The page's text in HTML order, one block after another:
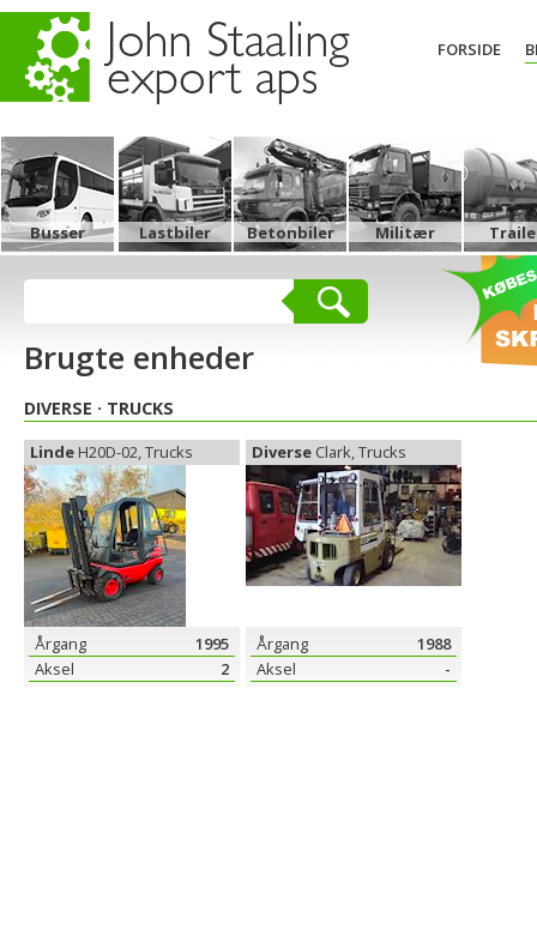
FORSIDE
Busser Lastbiler Betonbiler Militær
Brugte enheder
DIVERSE TRUCKS
Linde H20D-02, Trucks
Årgang
1995
Aksel
2
Diverse Clark, Trucks
Årgang
1988
Aksel
-